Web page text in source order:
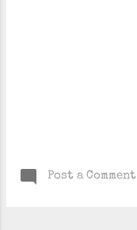
Post a Comment